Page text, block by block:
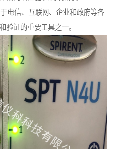
电信、互联网、企业和政府等各
验证的重要工具之一。